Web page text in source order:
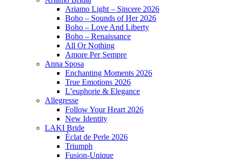
Ariamo Light – Sincere 2026
Boho – Sounds of Her 2026
Boho – Love And Liberty
Boho – Renaissance
All Or Nothing
Amore Per Sempre
Anna Sposa
Enchanting Moments 2026
True Emotions 2026
L’euphorie & Elegance
Allegresse
Follow Your Heart 2026
New Identity
LAKI Bride
Èclat de Perle 2026
Triumph
Fusion-Unique